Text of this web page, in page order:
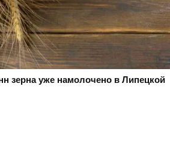
зерна уже намолочено в Липецкой